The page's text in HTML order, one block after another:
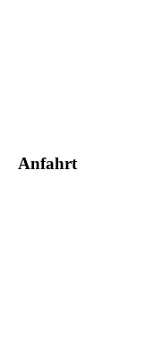
Anfahrt